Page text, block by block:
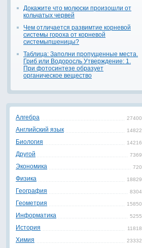
Докажите что молюски произошли от
кольчатых червей
Чем отличается развимтие корневой
системы гороха от корневой
системыпшеницы?
Таблица: Заполни пропущенные места.
Гриб или Водоросль Утверждение: 1.
При фотосинтезе образует
органическое вещество
27400
Алгебра
14822
Английский язык
14216
Биология
7369
Другой
720
Экономика
18829
Физика
8304
География
15850
Геометрия
5255
Информатика
11818
История
23332
Химия